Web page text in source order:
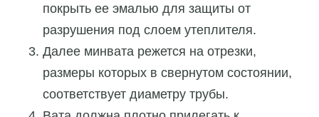
покрыть ее эмалью для защиты от
разрушения под слоем утеплителя.
Далее минвата режется на отрезки,
размеры которых в свернутом состоянии,
соответствует диаметру трубы.